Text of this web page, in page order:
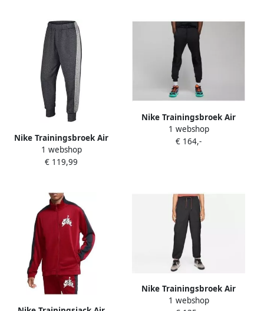
Nike Trainingsbroek Air
Jordan 3 Fleece
1 webshop
€ 119,99
Nike Trainingsbroek Air
Jordan Zion
1 webshop
€ 164,-
Nike Trainingsbroek Air
Jordan Jumpman Statement
1 webshop